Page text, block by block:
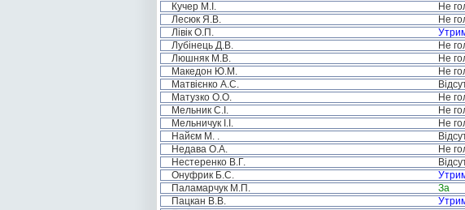
Кучер М.І.
Не
Лесюк Я.В.
Не
Лівік О.П.
Лубінець Д.В.
Не
Люшняк М.В.
Не
Македон Ю.М.
Не
Матвієнко А.С.
Матузко О.О.
Не
Мельник С.І.
Не
Мельничук І.І.
Не
Найєм М. .
Недава О.А.
Не
Нестеренко В.Г.
Онуфрик Б.С.
Паламарчук М.П.
За
Пацкан В.В.